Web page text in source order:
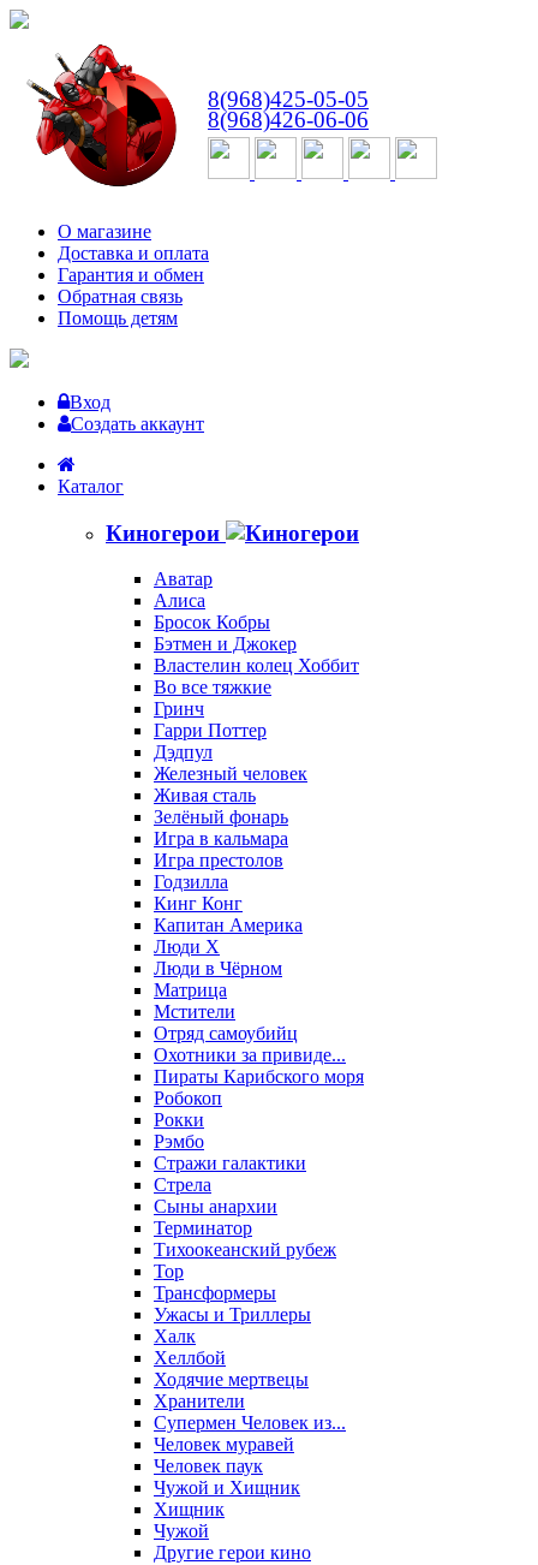
8(968)425-05-05
8(968)426-06-06
О магазине
Доставка и оплата
Гарантия и обмен
Обратная связь
Помощь детям
Вход
Создать аккаунт
Каталог
Киногерои
Аватар
Алиса
Бросок Кобры
Бэтмен и Джокер
Властелин колец Хоббит
Во все тяжкие
Гринч
Гарри Поттер
Дэдпул
Железный человек
Живая сталь
Зелёный фонарь
Игра в кальмара
Игра престолов
Годзилла
Кинг Конг
Капитан Америка
Люди X
Люди в Чёрном
Матрица
Мстители
Отряд самоубийц
Охотники за привиде...
Пираты Карибского моря
Робокоп
Рокки
Рэмбо
Стражи галактики
Стрела
Сыны анархии
Терминатор
Тихоокеанский рубеж
Тор
Трансформеры
Ужасы и Триллеры
Халк
Хеллбой
Ходячие мертвецы
Хранители
Супермен Человек из...
Человек муравей
Человек паук
Чужой и Хищник
Хищник
Чужой
Другие герои кино